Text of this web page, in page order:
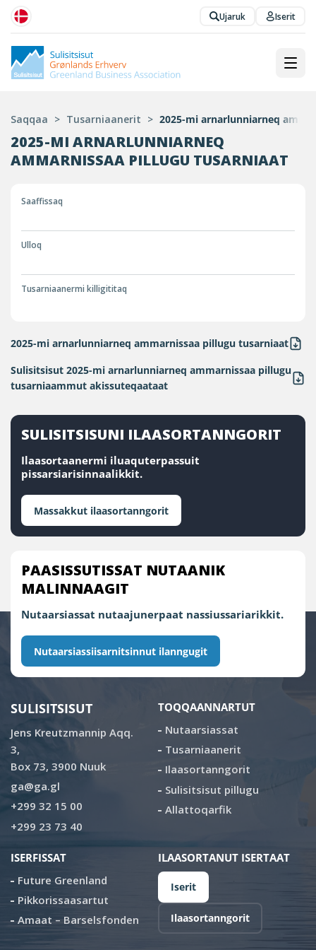
Ujaruk Iserit
Saqqaa > Tusarniaanerit > 2025-mi arnarlunniarneq
2025-MI ARNARLUNNIARNEQ
AMMARNISSAA PILLUGU TUSARNIAAT
Saaffissaq
Ulloq
Tusarniaanermi killigititaq
2025-mi arnarlunniarneq ammarnissaa pillugu tusarniaat
Sulisitsisut 2025-mi arnarlunniarneq ammarnissaa pillugu
tusarniaammut akissuteqaataat
SULISITSISUNI ILAASORTANNGORIT
Ilaasortaanermi iluaquterpassuit
pissarsiarisinnaalikkit.
Massakkut ilaasortanngorit
PAASISSUTISSAT NUTAANIK
MALINNAAGIT
Nutaarsiassat nutaajunerpaat nassiussariarikkit.
Nutaarsiassiisarnitsinnut ilanngugit
SULISITSISUT
Jens Kreutzmannip Aqq.
3,
Box 73, 3900 Nuuk
ga@ga.gl
+299 32 15 00
+299 23 73 40
TOQQAANNARTUT
Nutaarsiassat
Tusarniaanerit
Ilaasortanngorit
Sulisitsisut pillugu
Allattoqarfik
ISERFISSAT
Future Greenland
Pikkorissaasartut
Amaat – Barselsfonden
ILAASORTANUT ISERTAAT
Iserit
Ilaasortanngorit